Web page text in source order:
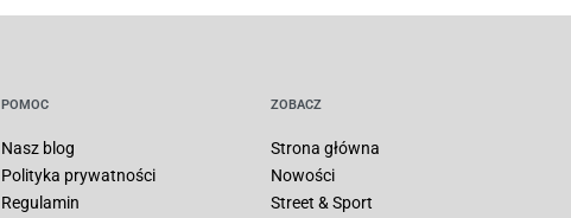
POMOC
Nasz blog
Polityka prywatności
Regulamin
ZOBACZ
Strona główna
Nowości
Street & Sport